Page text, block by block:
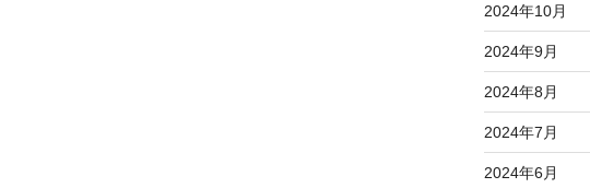
2024年10月
2024年9月
2024年8月
2024年7月
2024年6月